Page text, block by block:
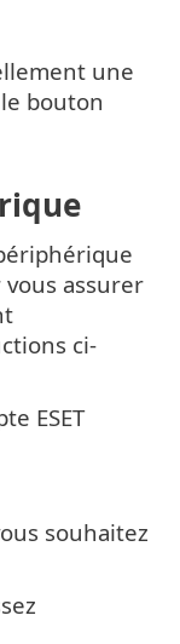
une
bouton
assurer
ci-
ESET
souhaitez